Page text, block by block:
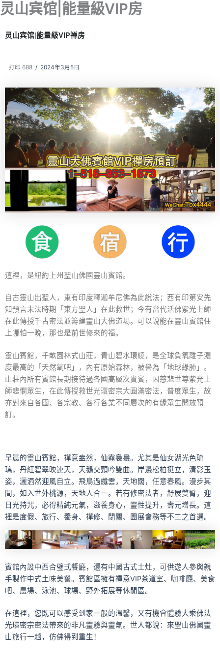
跳
至
容
灵山宾馆|能量級VIP房
灵山宾馆|能量級VIP禅房
打印 688 / 2024年3月5日
這裡，是紐約上州聖山佛國靈山賓館。
自古靈山出聖人，東有印度釋迦牟尼佛為此說法；西有印第安先
知預言末法時期「東方聖人」在此救世；今有當代活佛紫光上師
在此傳授千古密法並籌建靈山大佛道場。可以說能在靈山賓館住
上哪怕一晚，那也是前世修來的福。
靈山賓館，千畝園林式山莊，青山碧水環繞，是全球負氧離子濃
度最高的「天然氧吧」，內有原始森林，被譽為「地球綠肺」。
山莊內所有賓館長期接待過各國高層次貴賓，因慈悲世尊紫光上
師悲憫眾生，在此傳授救世光環密宗大圓滿密法，普度眾生，故
亦對來自各國、各宗教、各行各業不同層次的有緣眾生開放預
訂。
早晨的靈山賓館，禪意盎然，仙霧裊裊。尤其是仙女湖光色琉
璃，丹紅碧翠映連天，天鵝交頸吟雙曲。岸邊松柏挺立，清影玉
姿，灑洒然迎風自立。飛鳥過纖雲，天地闊，任意春風。漫步其
間，如入世外桃源，天地人合一。若有修密法者，舒展雙臂，迎
日光持咒，必得精純元氣，滋養身心，靈性提升，壽元增長。這
裡是度假、旅行、養身、禪修、閉關、團展會務等不二之首選。
賓館內設中西合璧式餐廳，還有中國古式土灶，可供遊人參與親
手製作中式土味美餐。賓館區擁有禪意VIP茶道室、咖啡廳、美食
吧、農場、泳池、球場、野外拓展等休閒區。
在這裡，您既可以感受到家一般的溫馨，又有機會體驗大乘佛法
光環密宗密法帶來的非凡靈驗與靈氣。世人都說：來聖山佛國靈
山旅行一趟，仿佛得到重生！